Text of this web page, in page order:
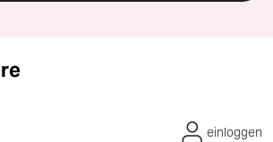
einloggen